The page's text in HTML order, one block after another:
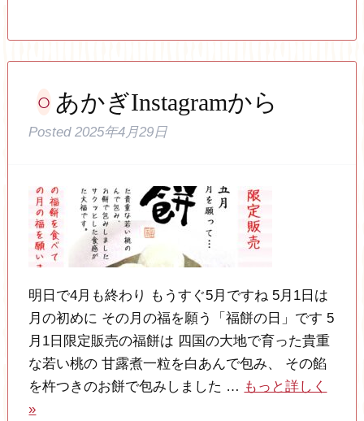
あかぎInstagramから
Posted2025年4月29日
明日で4月も終わり もうすぐ5月ですね 5月1日は
月の初めに その月の福を願う「福餅の日」です 5
月1日限定販売の福餅は 四国の大地で育った貴重
な若い桃の 甘露煮一粒を白あんで包み、 その餡
を杵つきのお餅で包みしました … もっと詳しく
»